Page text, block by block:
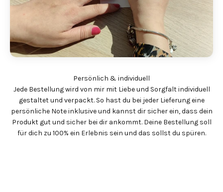
Jede Bestellung wird von mir mit Liebe und Sorgfalt individuell
gestaltet und verpackt. So hast du bei jeder Lieferung eine
persönliche Note inklusive und kannst dir sicher ein, dass dein
Produkt gut und sicher bei dir ankommt. Deine Bestellung soll
für dich zu 100% ein Erlebnis sein und das sollst du spüren.